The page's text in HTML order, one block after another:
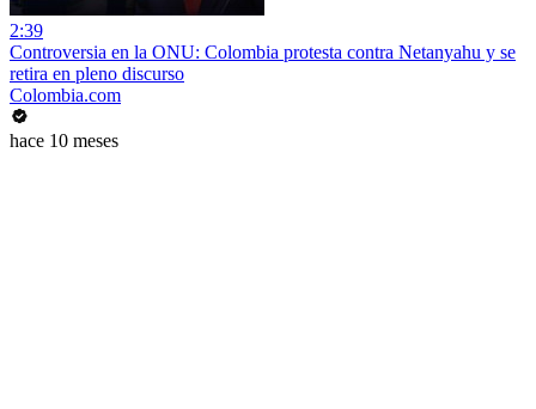
2:39
Controversia en la ONU: Colombia protesta contra Netanyahu y se
retira en pleno discurso
Colombia.com
hace 10 meses